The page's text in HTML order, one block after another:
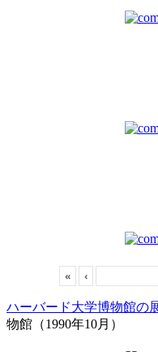
« ‹
ハーバード大学博物館の
物館（1990年10月）